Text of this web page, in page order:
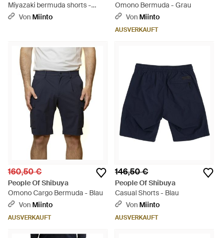
Miyazaki bermuda shorts -
GrauVon Miinto
Omono Bermuda - Grau
Von Miinto
AUSVERKAUFT
160,50 €
People Of Shibuya
Omono Cargo Bermuda - Blau
Von Miinto
AUSVERKAUFT
146,50 €
People Of Shibuya
Casual Shorts - Blau
Von Miinto
AUSVERKAUFT